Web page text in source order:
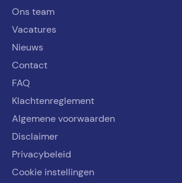
Ons team
Vacatures
Nieuws
Contact
FAQ
Klachtenreglement
Algemene voorwaarden
Disclaimer
Privacybeleid
Cookie instellingen